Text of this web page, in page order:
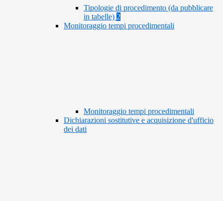
Tipologie di procedimento (da pubblicare
in tabelle) 2
Monitoraggio tempi procedimentali
Monitoraggio tempi procedimentali
Dichiarazioni sostitutive e acquisizione d'ufficio
dei dati